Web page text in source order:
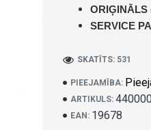
SERVICE
PIEEJAMĪBA:
ARTIKULS:
EAN: 19678
SKATĪTS: 531